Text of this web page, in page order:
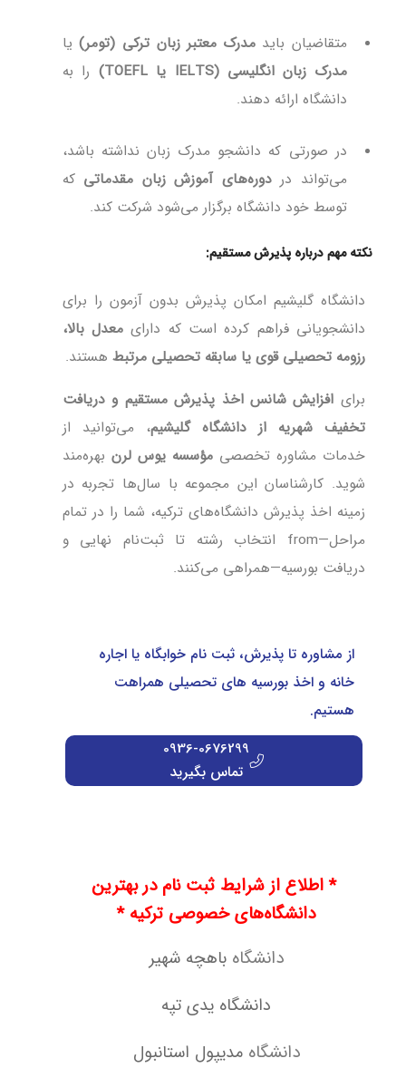
متقاضیان بایدمدرک معتبر زبان ترکی (تومر)یا
مدرک زبان انگلیسی (IELTS یا TOEFL)
را به
دانشگاه ارائه دهند.
در صورتی که دانشجو مدرک زبان نداشته باشد،
می‌تواند دردوره‌های آموزش زبان مقدماتی که
توسط خود دانشگاه برگزار می‌شود شرکت کند.
نکته مهم درباره پذیرش مستقیم:
دانشگاه گلیشیم امکان پذیرش بدون آزمون را برای
دانشجویانی فراهم کرده است که دارای معدل بالا،
رزومه تحصیلی قوی یا سابقه تحصیلی مرتبط هستند.
برای افزایش شانس اخذ پذیرش مستقیم و دریافت
تخفیف شهریه از دانشگاه گلیشیم، می‌توانید از
خدمات مشاوره تخصصیمؤسسه یوس لرن بهره‌مند
شوید. کارشناسان این مجموعه با سال‌ها تجربه در
زمینه اخذ پذیرش دانشگاه‌های ترکیه، شما را در تمام
مراحل—from انتخاب رشته تا ثبت‌نام نهایی و
دریافت بورسیه—همراهی می‌کنند.
از مشاوره تا پذیرش، ثبت نام خوابگاه یا اجاره
خانه و اخذ بورسیه های تحصیلی همراهت
هستیم.
0936-0676299
تماس بگیرید
* اطلاع از شرایط ثبت نام در بهترین
دانشگاه‌های خصوصی ترکیه *
دانشگاهباهچه شهیر
دانشگاه یدی تپه
دانشگاه مدیپول استانبول